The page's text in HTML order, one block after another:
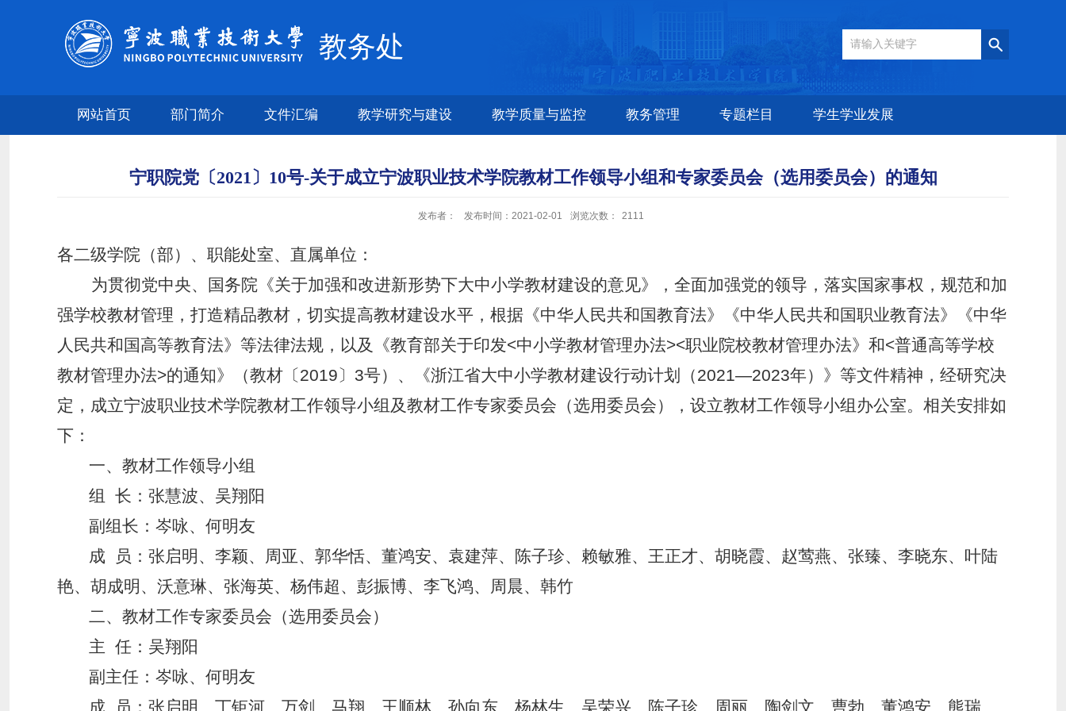
教务处
网站首页 部门简介 文件汇编 教学研究与建设 教学质量与监控 教务管理 专题栏目 学生学业发展
宁职院党〔2021〕10号-关于成立宁波职业技术学院教材工作领导小组和专家委员会（选用委员会）的通知
发布者： 发布时间：2021-02-01 浏览次数： 2111
各二级学院（部） 、职能处室、直属单位 ：
为贯彻党中央、国务院《关于加强和改进新形势下大中小学教材建设的意见》，全面加强党的领导，落实国家事权，规范和加
强学校教材管理，打造精品教材，切实提高教材建设水平， 根据《中华人民共和国教育法》《中华人民共和国职业教育法》《中华
人民共和国高等教育法》等法律法规，以及《教育部关于印发<中小学教材管理办法><职业院校教材管理办法》和<普通高等学校
教材管理办法>的通知》（教材〔2019〕3号）、《浙江省大中小学教材建设行动计划（2021—2023年）》等文件精神，经研究决
定，成立宁波职业技术学院教材工作领导小组及教材工作专家委员会（选用委员会），设立教材工作领导小组办公室。相关安排如
下：
一、教材工作领导小组
组 长：张慧波、吴翔阳
副组长：岑咏、何明友
成 员：张启明、李颖、周亚、郭华恬、董鸿安、袁建萍、陈子珍、赖敏雅、王正才、胡晓霞、赵莺燕、张臻、李晓东、叶陆
艳、胡成明、沃意琳、张海英、杨伟超、彭振博、李飞鸿、周晨、韩竹
二、教材工作专家委员会（选用委员会）
主 任：吴翔阳
副主任：岑咏、何明友
成 员：张启明、丁钜河、万剑、马翔、王顺林、孙向东、杨林生、吴荣兴、陈子珍、周丽、陶剑文、曹勃、董鸿安、熊瑞